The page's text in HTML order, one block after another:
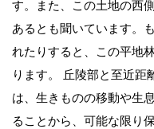
す。また、この土地の西
あるとも聞いています。
れたりすると、この平地
ります。 丘陵部と至近距
は、生きものの移動や生
ることから、可能な限り